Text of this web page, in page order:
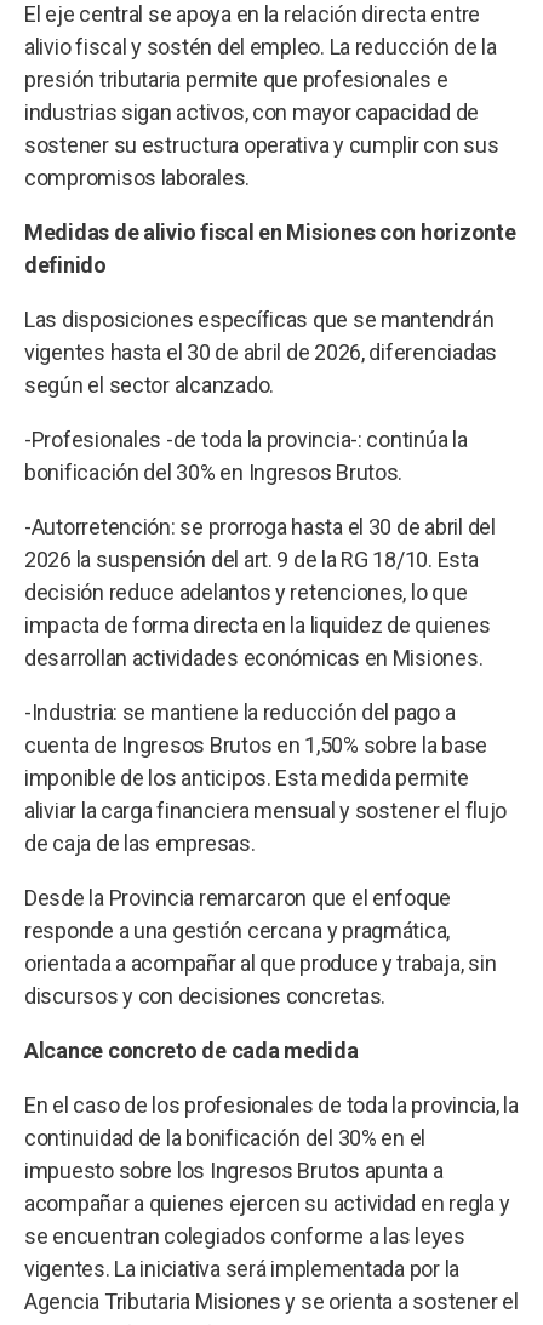
El eje central se apoya en la relación directa entre
alivio fiscal y sostén del empleo. La reducción de la
presión tributaria permite que profesionales e
industrias sigan activos, con mayor capacidad de
sostener su estructura operativa y cumplir con sus
compromisos laborales.
Medidas de alivio fiscal en Misiones con horizonte
definido
Las disposiciones específicas que se mantendrán
vigentes hasta el 30 de abril de 2026, diferenciadas
según el sector alcanzado.
-Profesionales -de toda la provincia-: continúa la
bonificación del 30% en Ingresos Brutos.
-Autorretención: se prorroga hasta el 30 de abril del
2026 la suspensión del art. 9 de la RG 18/10. Esta
decisión reduce adelantos y retenciones, lo que
impacta de forma directa en la liquidez de quienes
desarrollan actividades económicas en Misiones.
-Industria: se mantiene la reducción del pago a
cuenta de Ingresos Brutos en 1,50% sobre la base
imponible de los anticipos. Esta medida permite
aliviar la carga financiera mensual y sostener el flujo
de caja de las empresas.
Desde la Provincia remarcaron que el enfoque
responde a una gestión cercana y pragmática,
orientada a acompañar al que produce y trabaja, sin
discursos y con decisiones concretas.
Alcance concreto de cada medida
En el caso de los profesionales de toda la provincia, la
continuidad de la bonificación del 30% en el
impuesto sobre los Ingresos Brutos apunta a
acompañar a quienes ejercen su actividad en regla y
se encuentran colegiados conforme a las leyes
vigentes. La iniciativa será implementada por la
Agencia Tributaria Misiones y se orienta a sostener el